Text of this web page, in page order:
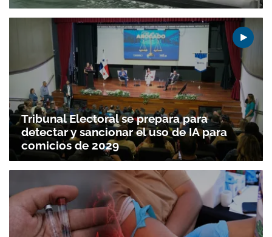
Tribunal Electoral se prepara para
detectar y sancionar el uso de IA para
comicios de 2029